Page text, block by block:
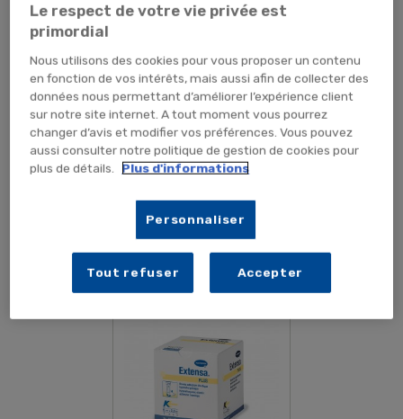
4,85 € TTC4,04 € HT
RUPTURE PROVISOIRE
Bandage De Contention
Adhésif 2.5mx6cm
Le respect de votre vie privée est
primordial
Nous utilisons des cookies pour vous proposer un contenu
en fonction de vos intérêts, mais aussi afin de collecter des
données nous permettant d’améliorer l’expérience client
sur notre site internet. A tout moment vous pourrez
changer d’avis et modifier vos préférences. Vous pouvez
aussi consulter notre politique de gestion de cookies pour
plus de détails.
Plus d'informations
Personnaliser
Tout refuser Accepter